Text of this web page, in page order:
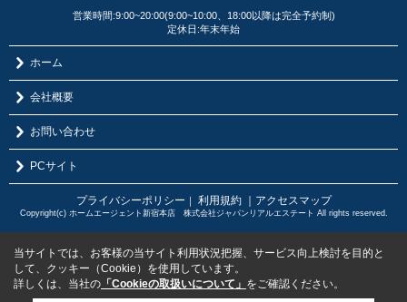
営業時間:9:00~20:00(9:00~10:00、18:00以降は完全予約制)
定休日:年末年始
ホーム
会社概要
お問い合わせ
PCサイト
プライバシーポリシー ｜ 利用規約 ｜アクセスマップ
Copyright(c) ホームエージェント新宿本店 株式会社ジャパンリアルエステート All rights reserved.
当サイトでは、お客様の当サイト利用状況把握、サービス向上検討を目的と
して、クッキー（Cookie）を使用しています。
詳しくは、当社の 「Cookieの取扱いについて」 をご確認ください。